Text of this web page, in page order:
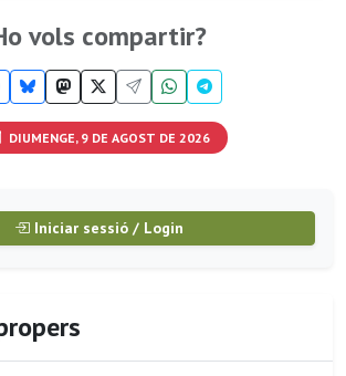
vols compartir?
DIUMENGE, 9 DE AGOST DE 2026
Iniciar sessió / Login